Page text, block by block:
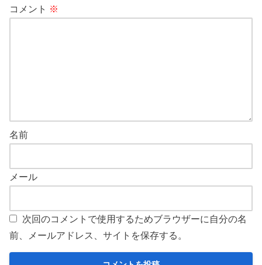
コメント ※
名前
メール
次回のコメントで使用するためブラウザーに自分の名
前、メールアドレス、サイトを保存する。